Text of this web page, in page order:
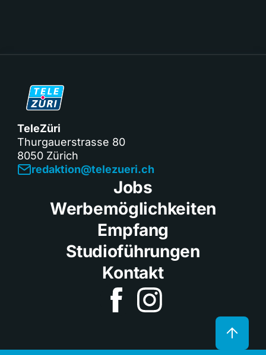
TeleZüri
Thurgauerstrasse 80
8050 Zürich
redaktion@telezueri.ch
Jobs
Werbemöglichkeiten
Empfang
Studioführungen
Kontakt